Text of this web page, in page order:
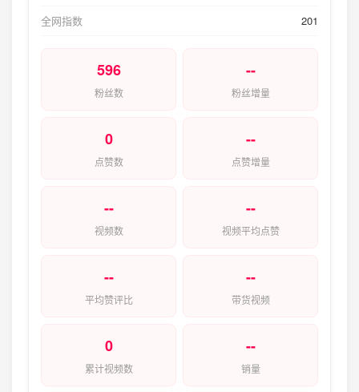
全网指数
201
596
粉丝数
--
粉丝增量
0
点赞数
--
点赞增量
--
视频数
--
视频平均点赞
--
平均赞评比
--
带货视频
0
累计视频数
--
销量